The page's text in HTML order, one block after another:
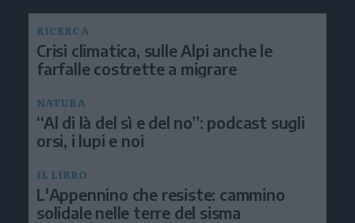
RICERCA
Crisi climatica, sulle Alpi anche le
farfalle costrette a migrare
NATURA
“Al di là del sì e del no”: podcast sugli
orsi, i lupi e noi
IL LIBRO
L'Appennino che resiste: cammino
solidale nelle terre del sisma